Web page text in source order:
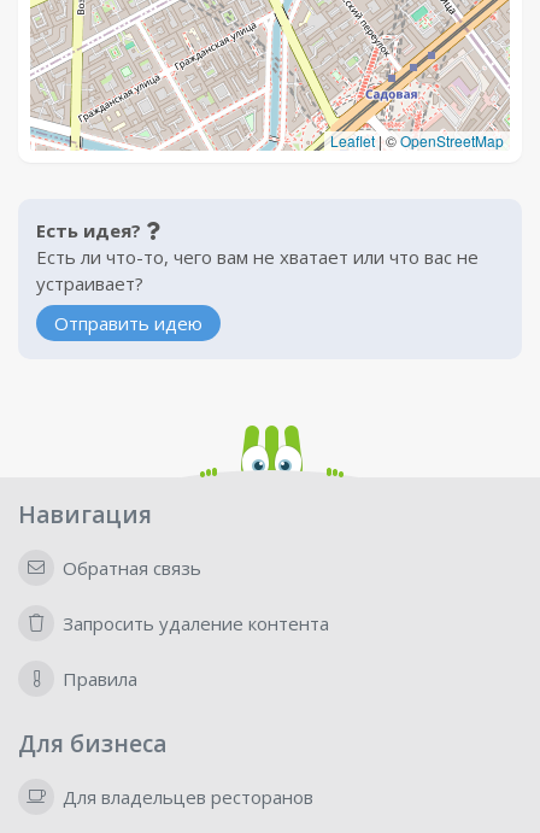
Leaflet |©OpenStreetMap
Есть идея?
Есть ли что-то, чего вам не хватает или что вас не
устраивает?
Отправить идею
Навигация
Обратная связь
Запросить удаление контента
Правила
Для бизнеса
Для владельцев ресторанов